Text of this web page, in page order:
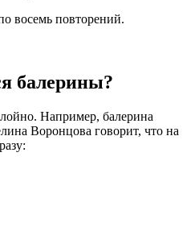
восемь повторений.
балерины?
Например, балерина
Воронцова говорит, что на